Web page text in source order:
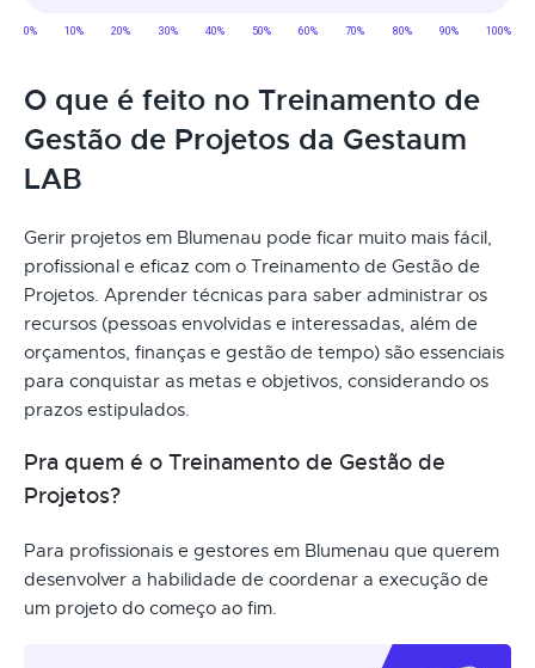
O que é feito no Treinamento de
Gestão de Projetos da Gestaum
LAB
Gerir projetos em Blumenau pode ficar muito mais fácil,
profissional e eficaz com o Treinamento de Gestão de
Projetos. Aprender técnicas para saber administrar os
recursos (pessoas envolvidas e interessadas, além de
orçamentos, finanças e gestão de tempo) são essenciais
para conquistar as metas e objetivos, considerando os
prazos estipulados.
Pra quem é o Treinamento de Gestão de
Projetos?
Para profissionais e gestores em Blumenau que querem
desenvolver a habilidade de coordenar a execução de
um projeto do começo ao fim.